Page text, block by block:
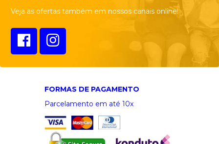
Veja as ofertas também em nossos canais online!
FORMAS DE PAGAMENTO
Parcelamento em até 10x